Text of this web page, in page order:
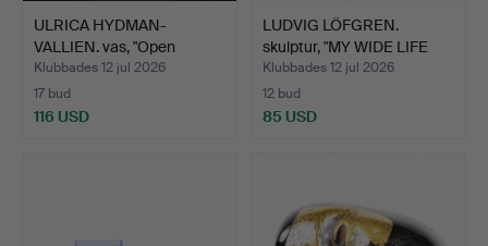
ULRICA HYDMAN-
VALLIEN. vas, "Open
Minds", …
Klubbades 12 jul 2026
17 bud
116 USD
LUDVIG LÖFGREN.
skulptur, "MY WIDE LIFE
TO…
Klubbades 12 jul 2026
12 bud
85 USD